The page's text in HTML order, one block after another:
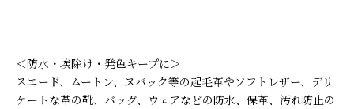
＜防水・埃除け・発色キープに＞
スエード、ムートン、ヌバック等の起毛革やソフトレザー、デリ
ケートな革の靴、バッグ、ウェアなどの防水、保革、汚れ防止の